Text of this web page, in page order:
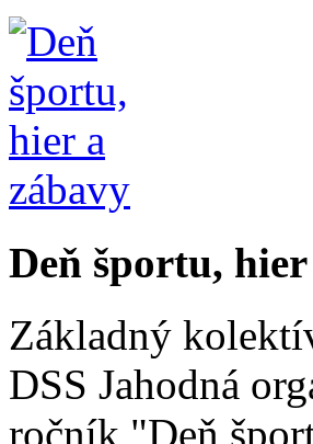
Deň športu,
Základný
DSS Jahodná
ročník "Deň